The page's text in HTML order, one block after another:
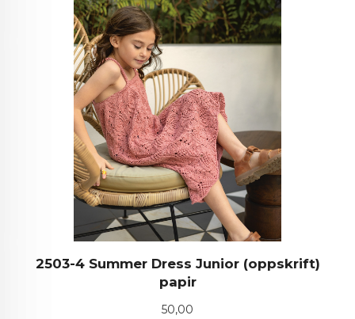
2503-4 Summer Dress Junior (oppskrift)
papir
Pris
50,00